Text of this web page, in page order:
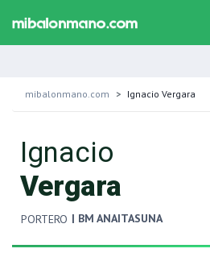
mibalonmano.com Ignacio Vergara
Ignacio
Vergara
PORTERO | BM ANAITASUNA